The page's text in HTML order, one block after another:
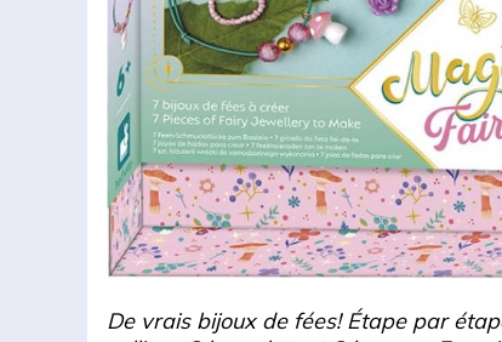
De vrais bijoux de fées! Étape par